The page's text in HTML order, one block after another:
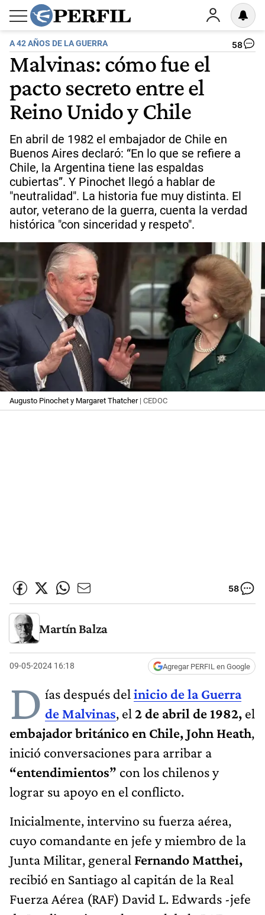
A 42 AÑOS DE LA GUERRA 58
Malvinas: cómo fue el
pacto secreto entre el
Reino Unido y Chile
En abril de 1982 el embajador de Chile en
Buenos Aires declaró: “En lo que se refiere a
Chile, la Argentina tiene las espaldas
cubiertas”. Y Pinochet llegó a hablar de
"neutralidad". La historia fue muy distinta. El
autor, veterano de la guerra, cuenta la verdad
histórica "con sinceridad y respeto".
Augusto Pinochet y Margaret Thatcher| CEDOC
58
Martín Balza
09-05-2024 16:18 Agregar PERFIL en Google
D ías después del inicio de la Guerra
de Malvinas, el 2 de abril de 1982, el
embajador británico en Chile, John Heath,
inició conversaciones para arribar a
“entendimientos” con los chilenos y
lograr su apoyo en el conflicto.
Inicialmente, intervino su fuerza aérea,
cuyo comandante en jefe y miembro de la
Junta Militar, general Fernando Matthei,
recibió en Santiago al capitán de la Real
Fuerza Aérea (RAF) David L. Edwards -jefe